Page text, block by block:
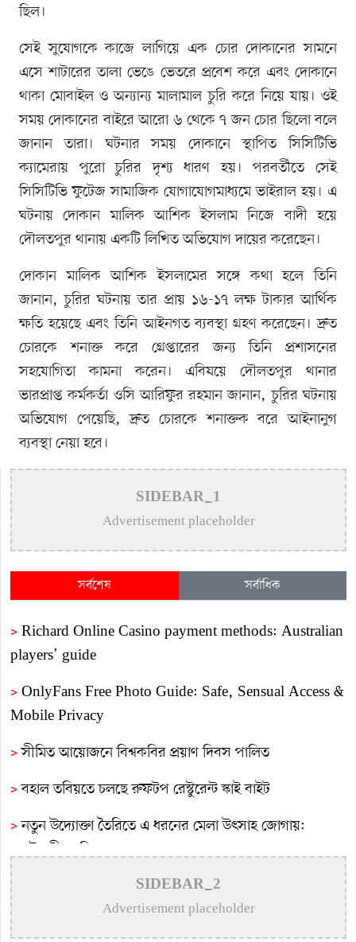
ছিল।
সেই সুযোগকে কাজে লাগিয়ে এক চোর দোকানের সামনে
এসে শাটারের তালা ভেঙে ভেতরে প্রবেশ করে এবং দোকানে
থাকা মোবাইল ও অন্যান্য মালামাল চুরি করে নিয়ে যায়। ওই
সময় দোকানের বাইরে আরো ৬ থেকে ৭ জন চোর ছিলো বলে
জানান তারা। ঘটনার সময় দোকানে স্থাপিত সিসিটিভি
ক্যামেরায় পুরো চুরির দৃশ্য ধারণ হয়। পরবর্তীতে সেই
সিসিটিভি ফুটেজ সামাজিক যোগাযোগমাধ্যমে ভাইরাল হয়। এ
ঘটনায় দোকান মালিক আশিক ইসলাম নিজে বাদী হয়ে
দৌলতপুর থানায় একটি লিখিত অভিযোগ দায়ের করেছেন।
দোকান মালিক আশিক ইসলামের সঙ্গে কথা হলে তিনি
জানান, চুরির ঘটনায় তার প্রায় ১৬-১৭ লক্ষ টাকার আর্থিক
ক্ষতি হয়েছে এবং তিনি আইনগত ব্যবস্থা গ্রহণ করেছেন। দ্রুত
চোরকে শনাক্ত করে গ্রেপ্তারের জন্য তিনি প্রশাসনের
সহযোগিতা কামনা করেন। এবিষয়ে দৌলতপুর থানার
ভারপ্রাপ্ত কর্মকর্তা ওসি আরিফুর রহমান জানান, চুরির ঘটনায়
অভিযোগ পেয়েছি, দ্রুত চোরকে শনাক্তক বরে আইনানুগ
ব্যবস্থা নেয়া হবে।
SIDEBAR_1
Advertisement placeholder
সর্বশেষ সর্বাধিক
> Richard Online Casino payment methods: Australian
players’ guide
> OnlyFans Free Photo Guide: Safe, Sensual Access &
Mobile Privacy
>সীমিত আয়োজনে বিশ্বকবির প্রয়াণ দিবস পালিত
>বহাল তবিয়তে চলছে রুফটপ রেস্টুরেন্ট স্কাই বাইট
>নতুন উদ্যোক্তা তৈরিতে এ ধরনের মেলা উৎসাহ জোগায়:
>
গুণীজনদের স্মৃতি সংরক্ষণে শহরের আইল্যান্ড গার্ডেনের
নামকরণে আলোচনা সভা
SIDEBAR_2
Advertisement placeholder